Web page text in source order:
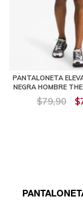
PANTALONETA
NEGRA HOMBRE
$79,90